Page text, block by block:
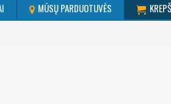
MŪSŲ PARDUOTUVĖS